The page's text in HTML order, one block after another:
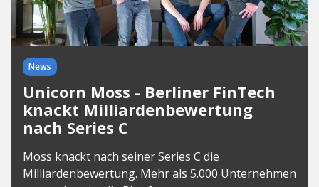
News
Unicorn Moss - Berliner FinTech
knackt Milliardenbewertung
nach Series C
Moss knackt nach seiner Series C die
Milliardenbewertung. Mehr als 5.000 Unternehmen